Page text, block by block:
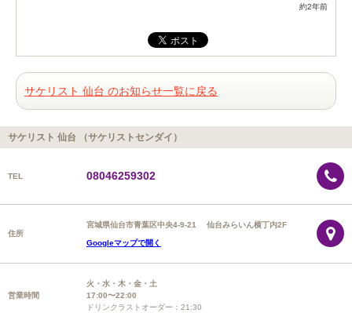
約2年前
サケリスト 仙台 のお知らせ一覧に戻る
サケリスト 仙台 （サケリストセンダイ）
TEL 08046259302
住所
宮城県仙台市青葉区中央4-9-21 仙台みらいん横丁内2F
Googleマップで開く
営業時間
火・水・木・金・土
17:00〜22:00
ドリンクラストオーダー：21:30